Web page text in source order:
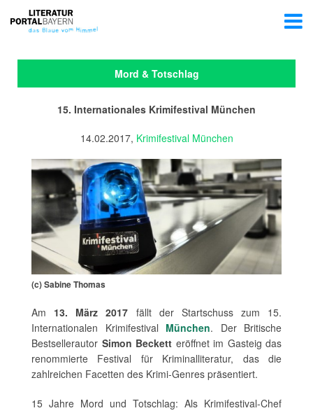
Mord & Totschlag
15. Internationales Krimifestival München
14.02.2017, Krimifestival München
(c) Sabine Thomas
Am 13. März 2017 fällt der Startschuss zum 15.
Internationalen Krimifestival München. Der Britische
Bestsellerautor Simon Beckett eröffnet im Gasteig das
renommierte Festival für Kriminalliteratur, das die
zahlreichen Facetten des Krimi-Genres präsentiert.
15 Jahre Mord und Totschlag: Als Krimifestival-Chef